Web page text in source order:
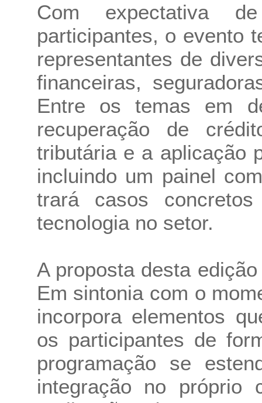
Com expectativa
participantes, o evento
representantes de
financeiras,
Entre os temas em
recuperação de
tributária e a aplicação
incluindo um painel
trará casos
tecnologia no setor.
A proposta desta
Em sintonia com o
incorpora elementos
os participantes de
programação se
integração no próprio